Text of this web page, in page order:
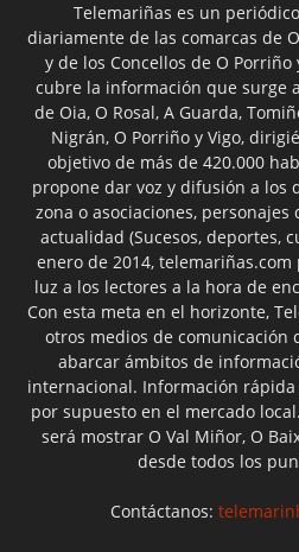
Telemariñas es un
diariamente de las comarcas de
y de los Concellos de O Porriño
cubre la información que surge
de Oia, O Rosal, A Guarda,
Nigrán, O Porriño y Vigo,
objetivo de más de 420.000
propone dar voz y difusión a los
zona o asociaciones, personajes
actualidad (Sucesos, deportes,
enero de 2014,
luz a los lectores a la hora de
Con esta meta en el horizonte,
otros medios de comunicación
abarcar ámbitos de
internacional. Información
por supuesto en el mercado
será mostrar O Val Miñor, O
desde todos los
Contáctanos: